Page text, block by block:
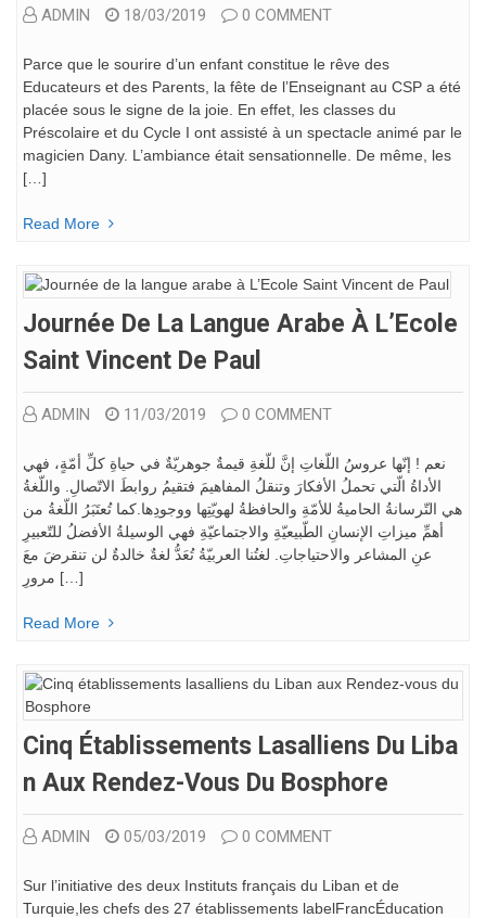
ADMIN 18/03/2019 0 COMMENT
Parce que le sourire d’un enfant constitue le rêve des
Educateurs et des Parents, la fête de l’Enseignant au CSP a été
placée sous le signe de la joie. En effet, les classes du
Préscolaire et du Cycle I ont assisté à un spectacle animé par le
magicien Dany. L’ambiance était sensationnelle. De même, les
[…]
Read More
Journée De La Langue Arabe À L’Ecole
Saint Vincent De Paul
ADMIN 11/03/2019 0 COMMENT
نعم ! إنّها عروسُ اللّغاتِ إنَّ للّغةِ قيمةٌ جوهريّةٌ في حياةِ كلِّ أمّةٍ، فهي
الأداةُ الّتي تحملُ الأفكارَ وتنقلُ المفاهيمَ فتقيمُ روابطَ الاتّصالِ. واللّغةُ
هي التّرسانةُ الحاميةُ للأمّةِ والحافظةُ لهويّتِها ووجودِها.كما تُعتَبَرُ اللّغةُ من
أهمِّ ميزاتِ الإنسانِ الطّبيعيّةِ والاجتماعيّةِ فهي الوسيلةُ الأفضلُ للتّعبيرِ
عنِ المشاعر والاحتياجاتِ. لغتُنا العربيّةُ تُعَدُّ لغةٌ خالدةٌ لن تنقرضَ معَ
مرورِ […]
Read More
Cinq Établissements Lasalliens Du Liba
N Aux Rendez-Vous Du Bosphore
ADMIN 05/03/2019 0 COMMENT
Sur l’initiative des deux Instituts français du Liban et de
Turquie,les chefs des 27 établissements labelFrancÉducation